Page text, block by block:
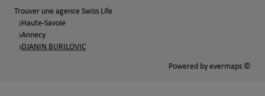
Trouver une agence Swiss Life
Haute-Savoie
Annecy
DJANIN BURILOVIC
Powered by evermaps ©